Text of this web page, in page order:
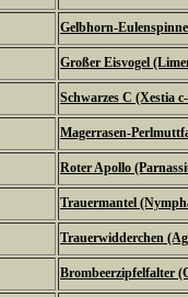
Gelbhorn-
Großer Eisvogel
Schwarzes C (Xestia
Magerrasen-
Roter Apollo
Trauermantel
Trauerwidderchen
Brombeerzipfelfalter